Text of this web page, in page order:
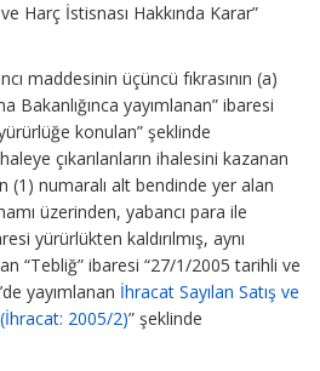
Harç İstisnası Hakkında Karar”
maddesinin üçüncü fıkrasının (a)
Bakanlığınca yayımlanan” ibaresi
konulan” şeklinde
çıkarılanların ihalesini kazanan
(1) numaralı alt bendinde yer alan
üzerinden, yabancı para ile
yürürlükten kaldırılmış, aynı
“Tebliğ” ibaresi “27/1/2005 tarihli ve
yayımlanan İhracat Sayılan Satış ve
2005/2)” şeklinde